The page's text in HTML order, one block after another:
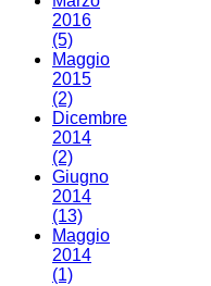
2016
(5)
Maggio
2015
(2)
Dicembre
2014
(2)
Giugno
2014
(13)
Maggio
2014
(1)